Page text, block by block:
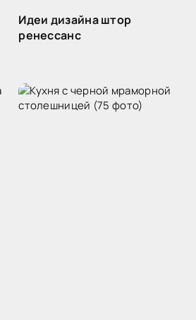
Идеи дизайна штор
ренессанс